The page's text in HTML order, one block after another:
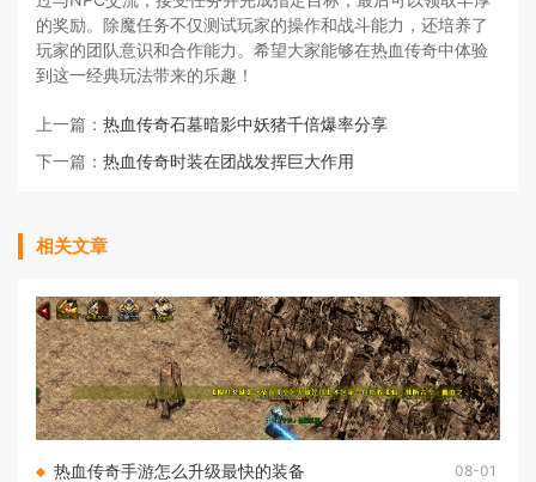
的奖励。除魔任务不仅测试玩家的操作和战斗能力，还培养了
玩家的团队意识和合作能力。希望大家能够在热血传奇中体验
到这一经典玩法带来的乐趣！
上一篇： 热血传奇石墓暗影中妖猪千倍爆率分享
下一篇： 热血传奇时装在团战发挥巨大作用
相关文章
热血传奇手游怎么升级最快的装备 08-01